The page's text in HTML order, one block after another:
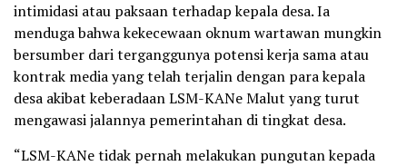
intimidasi atau paksaan terhadap kepala desa. Ia
menduga bahwa kekecewaan oknum wartawan mungkin
bersumber dari terganggunya potensi kerja sama atau
kontrak media yang telah terjalin dengan para kepala
desa akibat keberadaan LSM-KANe Malut yang turut
mengawasi jalannya pemerintahan di tingkat desa.
“LSM-KANe tidak pernah melakukan pungutan kepada